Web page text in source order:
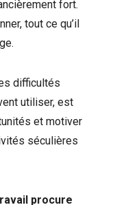
fort.
tout ce qu’il
difficultés
utiliser, est
et motiver
séculières
procure